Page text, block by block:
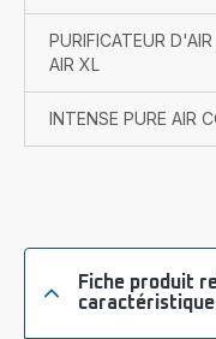
PURIFICATEUR
AIR XL
INTENSE PURE AIR
Fiche produit